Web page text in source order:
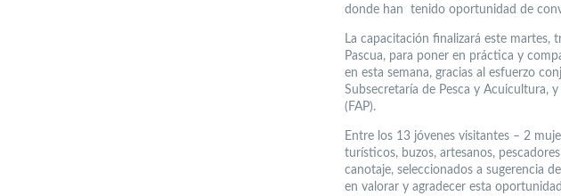
donde han tenido oportunidad de
La capacitación finalizará este martes,
Pascua, para poner en práctica y
en esta semana, gracias al esfuerzo
Subsecretaría de Pesca y Acuicultura,
(FAP).
Entre los 13 jóvenes visitantes – 2
turísticos, buzos, artesanos,
canotaje, seleccionados a sugerencia
en valorar y agradecer esta